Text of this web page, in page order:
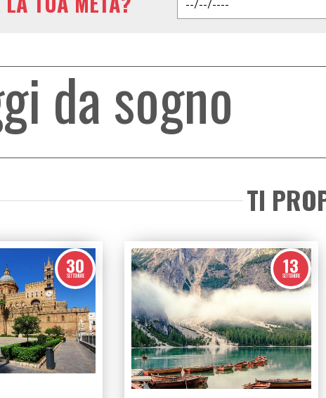
da sogno
TI
30
SETTEMBRE 13
SETTEMBRE